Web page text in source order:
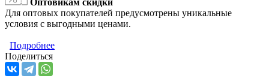
Оптовикам скидки
Для оптовых покупателей предусмотрены уникальные
условия с выгодными ценами.
Подробнее
Поделиться